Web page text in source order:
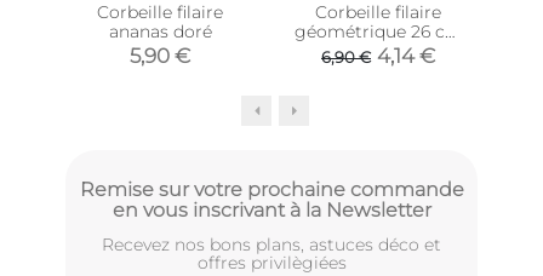
Corbeille filaire
ananas doré
5,90 €
Corbeille filaire
géométrique 26 cm
(Noir)
6,90 € 4,14 €
Remise sur votre prochaine commande
en vous inscrivant à la Newsletter
Recevez nos bons plans, astuces déco et
offres privilègiées